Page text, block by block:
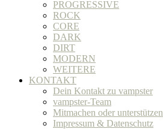
PROGRESSIVE
ROCK
CORE
DARK
DIRT
MODERN
WEITERE
KONTAKT
Dein Kontakt zu vampster
vampster-Team
Mitmachen oder unterstützen
Impressum & Datenschutz